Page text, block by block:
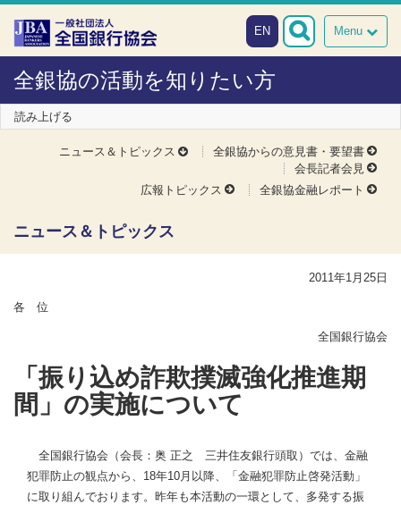
本文へスキップ
障がい者向け相談窓口
Menu
EN
全銀協の活動を知りたい方
読み上げる
ニュース＆トピックス
全銀協からの意見書・要望書
会長記者会見
広報トピックス
全銀協金融レポート
ニュース＆トピックス
2011年1月25日
各 位
全国銀行協会
「振り込め詐欺撲滅強化推進期
間」の実施について
全国銀行協会（会長：奥 正之 三井住友銀行頭取）では、金融
犯罪防止の観点から、18年10月以降、「金融犯罪防止啓発活動」
に取り組んでおります。昨年も本活動の一環として、多発する振